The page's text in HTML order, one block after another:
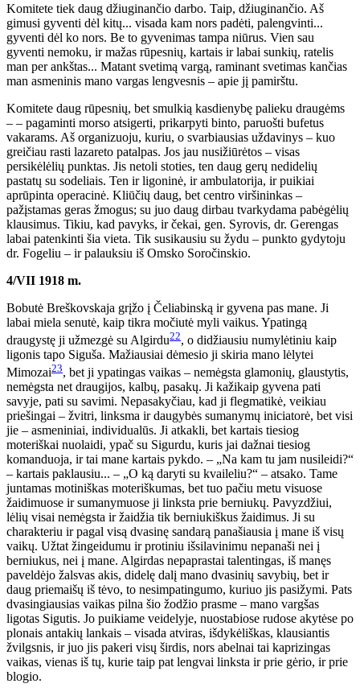
Komitete tiek daug džiuginančio darbo. Taip, džiuginančio. Aš
gimusi gyventi dėl kitų... visada kam nors padėti, palengvinti...
gyventi dėl ko nors. Be to gyvenimas tampa niūrus. Vien sau
gyventi nemoku, ir mažas rūpesnių, kartais ir labai sunkių, ratelis
man per ankštas... Matant svetimą vargą, raminant svetimas kančias
man asmeninis mano vargas lengvesnis – apie jį pamirštu.
Komitete daug rūpesnių, bet smulkią kasdienybę palieku draugėms
– – pagaminti morso atsigerti, prikarpyti binto, paruošti bufetus
vakarams. Aš organizuoju, kuriu, o svarbiausias uždavinys – kuo
greičiau rasti lazareto patalpas. Jos jau nusižiūrėtos – visas
persikėlėlių punktas. Jis netoli stoties, ten daug gerų nedidelių
pastatų su sodeliais. Ten ir ligoninė, ir ambulatorija, ir puikiai
aprūpinta operacinė. Kliūčių daug, bet centro viršininkas –
pažįstamas geras žmogus; su juo daug dirbau tvarkydama pabėgėlių
klausimus. Tikiu, kad pavyks, ir čekai, gen. Syrovis, dr. Gerengas
labai patenkinti šia vieta. Tik susikausiu su žydu – punkto gydytoju
dr. Fogeliu – ir palauksiu iš Omsko Soročinskio.
4/VII 1918 m.
Bobutė Breškovskaja grįžo į Čeliabinską ir gyvena pas mane. Ji
labai miela senutė, kaip tikra močiutė myli vaikus. Ypatingą
draugystę ji užmezgė su Algirdu22, o didžiausiu numylėtiniu kaip
ligonis tapo Siguša. Mažiausiai dėmesio ji skiria mano lėlytei
Mimozai23, bet ji ypatingas vaikas – nemėgsta glamonių, glaustytis,
nemėgsta net draugijos, kalbų, pasakų. Ji kažikaip gyvena pati
savyje, pati su savimi. Nepasakyčiau, kad ji flegmatikė, veikiau
priešingai – žvitri, linksma ir daugybės sumanymų iniciatorė, bet visi
jie – asmeniniai, individualūs. Ji atkakli, bet kartais tiesiog
moteriškai nuolaidi, ypač su Sigurdu, kuris jai dažnai tiesiog
komanduoja, ir tai mane kartais pykdo. – „Na kam tu jam nusileidi?“
– kartais paklausiu... – „O ką daryti su kvaileliu?“ – atsako. Tame
juntamas motiniškas moteriškumas, bet tuo pačiu metu visuose
žaidimuose ir sumanymuose ji linksta prie berniukų. Pavyzdžiui,
lėlių visai nemėgsta ir žaidžia tik berniukiškus žaidimus. Ji su
charakteriu ir pagal visą dvasinę sandarą panašiausia į mane iš visų
vaikų. Užtat žingeidumu ir protiniu išsilavinimu nepanaši nei į
berniukus, nei į mane. Algirdas nepaprastai talentingas, iš manęs
paveldėjo žalsvas akis, didelę dalį mano dvasinių savybių, bet ir
daug priemaišų iš tėvo, to nesimpatingumo, kuriuo jis pasižymi. Pats
dvasingiausias vaikas pilna šio žodžio prasme – mano vargšas
ligotas Sigutis. Jo puikiame veidelyje, nuostabiose rudose akytėse po
plonais antakių lankais – visada atviras, išdykėliškas, klausiantis
žvilgsnis, ir juo jis pakeri visų širdis, nors abelnai tai kaprizingas
vaikas, vienas iš tų, kurie taip pat lengvai linksta ir prie gėrio, ir prie
blogio.